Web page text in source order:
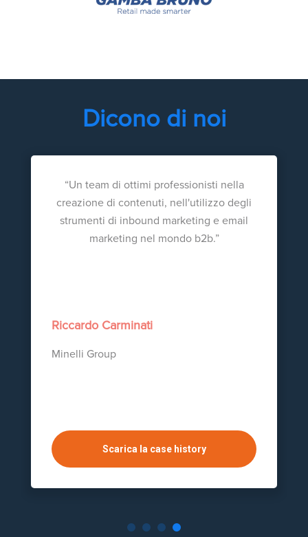
Dicono di noi
“Un team di ottimi professionisti nella
creazione di contenuti, nell'utilizzo degli
strumenti di inbound marketing e email
marketing nel mondo b2b.”
Riccardo Carminati
Minelli Group
Scarica la case history